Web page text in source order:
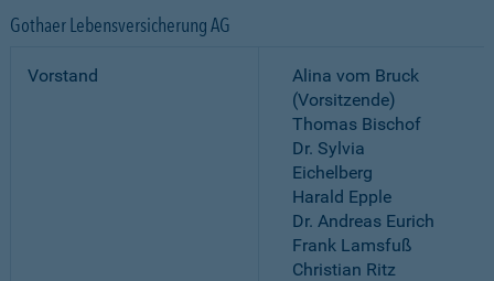
Gothaer Lebensversicherung AG
Vorstand
Alina vom Bruck
(Vorsitzende)
Thomas Bischof
Dr. Sylvia
Eichelberg
Harald Epple
Dr. Andreas Eurich
Frank Lamsfuß
Christian Ritz